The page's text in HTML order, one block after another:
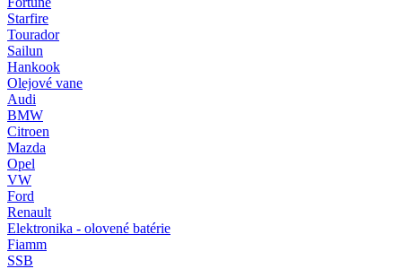
Starfire
Tourador
Sailun
Hankook
Olejové vane
Audi
BMW
Citroen
Mazda
Opel
VW
Ford
Renault
Elektronika - olovené batérie
Fiamm
SSB